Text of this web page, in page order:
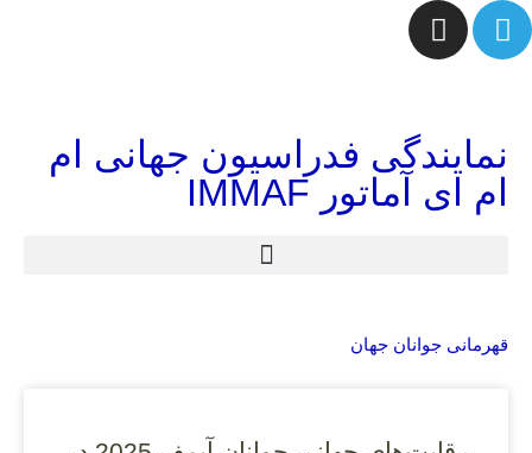
نمایندگی فدراسیون جهانی ام
ام ای آماتور IMMAF
قهرمانی جوانان جهان